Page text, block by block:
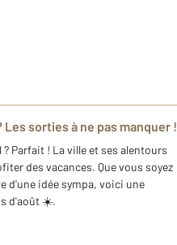
sorties à ne pas manquer !
Parfait ! La ville et ses alentours
des vacances. Que vous soyez
d'une idée sympa, voici une
d'août ☀️.